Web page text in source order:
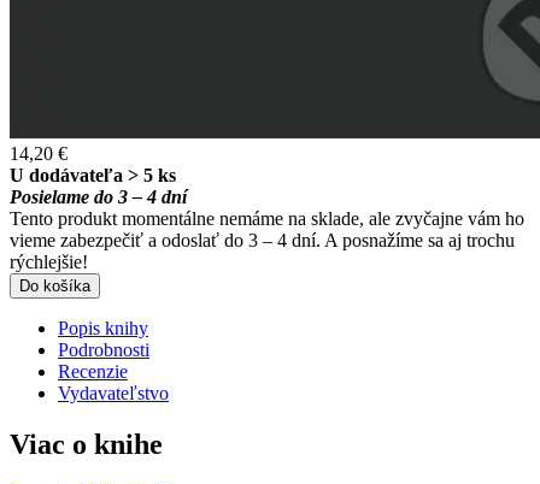
14,20 €
U dodávateľa > 5 ks
Posielame do 3 – 4 dní
Tento produkt momentálne nemáme na sklade, ale zvyčajne vám ho
vieme zabezpečiť a odoslať do 3 – 4 dní. A posnažíme sa aj trochu
rýchlejšie!
Do košíka
Popis knihy
Podrobnosti
Recenzie
Vydavateľstvo
Viac o knihe